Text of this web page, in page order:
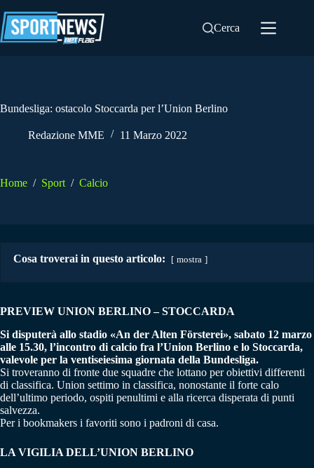
al
contenuto
Cerca
Bundesliga: ostacolo Stoccarda per l’Union Berlino
Redazione MME 11 Marzo 2022
Home / Sport / Calcio
Cosa troverai in questo articolo: mostra
PREVIEW UNION BERLINO – STOCCARDA
Si disputerà allo stadio «An der Alten Försterei», sabato 12 marzo
alle 15.30, l’incontro di calcio fra l’Union Berlino e lo Stoccarda,
valevole per la ventiseiesima giornata della Bundesliga.
Si troveranno di fronte due squadre che lottano per obiettivi differenti
di classifica. Union settimo in classifica, nonostante il forte calo
dell’ultimo periodo, ospiti penultimi e alla ricerca disperata di punti
salvezza.
Per i bookmakers i favoriti sono i padroni di casa.
LA VIGILIA DELL’UNION BERLINO